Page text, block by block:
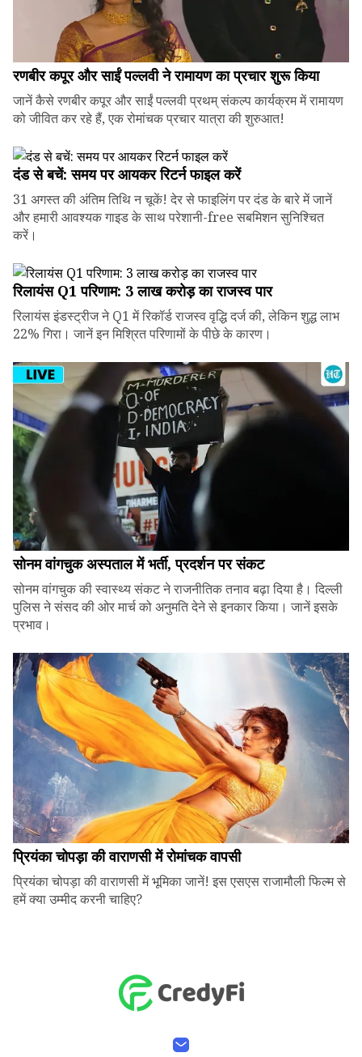
रणबीर कपूर और साईं पल्लवी ने रामायण का प्रचार शुरू किया
जानें कैसे रणबीर कपूर और साईं पल्लवी प्रथम् संकल्प कार्यक्रम में रामायण
को जीवित कर रहे हैं, एक रोमांचक प्रचार यात्रा की शुरुआत!
दंड से बचें: समय पर आयकर रिटर्न फाइल करें
31 अगस्त की अंतिम तिथि न चूकें! देर से फाइलिंग पर दंड के बारे में जानें
और हमारी आवश्यक गाइड के साथ परेशानी-free सबमिशन सुनिश्चित
करें।
रिलायंस Q1 परिणाम: ₹3 लाख करोड़ का राजस्व पार
रिलायंस इंडस्ट्रीज ने Q1 में रिकॉर्ड राजस्व वृद्धि दर्ज की, लेकिन शुद्ध लाभ
22% गिरा। जानें इन मिश्रित परिणामों के पीछे के कारण।
सोनम वांगचुक अस्पताल में भर्ती, प्रदर्शन पर संकट
सोनम वांगचुक की स्वास्थ्य संकट ने राजनीतिक तनाव बढ़ा दिया है। दिल्ली
पुलिस ने संसद की ओर मार्च को अनुमति देने से इनकार किया। जानें इसके
प्रभाव।
प्रियंका चोपड़ा की वाराणसी में रोमांचक वापसी
प्रियंका चोपड़ा की वाराणसी में भूमिका जानें! इस एसएस राजामौली फिल्म से
हमें क्या उम्मीद करनी चाहिए?